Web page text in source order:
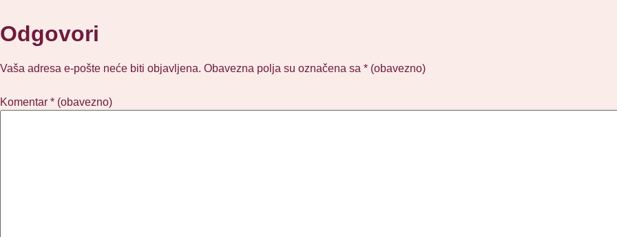
Odgovori
Vaša adresa e-pošte neće biti objavljena. Obavezna polja su označena sa * (obavezno)
Komentar * (obavezno)